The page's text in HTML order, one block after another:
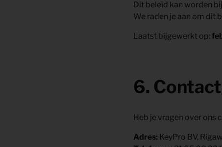
Dit beleid kan worden
We raden je aan om dit
Laatst bijgewerkt op:
6.
Heb je vragen over ons
Adres: KeyPro BV,